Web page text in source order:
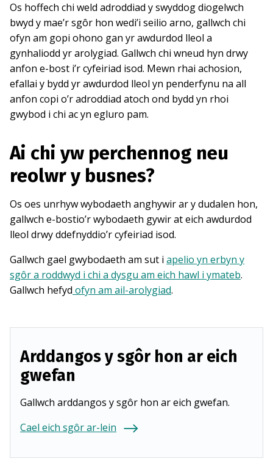
Os hoffech chi weld adroddiad y swyddog diogelwch
bwyd y mae’r sgôr hon wedi’i seilio arno, gallwch chi
ofyn am gopi ohono gan yr awdurdod lleol a
gynhaliodd yr arolygiad. Gallwch chi wneud hyn drwy
anfon e-bost i’r cyfeiriad isod. Mewn rhai achosion,
efallai y bydd yr awdurdod lleol yn penderfynu na all
anfon copi o’r adroddiad atoch ond bydd yn rhoi
gwybod i chi ac yn egluro pam.
Ai chi yw perchennog neu
reolwr y busnes?
Os oes unrhyw wybodaeth anghywir ar y dudalen hon,
gallwch e-bostio’r wybodaeth gywir at eich awdurdod
lleol drwy ddefnyddio’r cyfeiriad isod.
Gallwch gael gwybodaeth am sut i apelio yn erbyn y
sgôr a roddwyd i chi a dysgu am eich hawl i ymateb.
Gallwch hefyd ofyn am ail-arolygiad.
Arddangos y sgôr hon ar eich
gwefan
Gallwch arddangos y sgôr hon ar eich gwefan.
Cael eich sgôr ar-lein